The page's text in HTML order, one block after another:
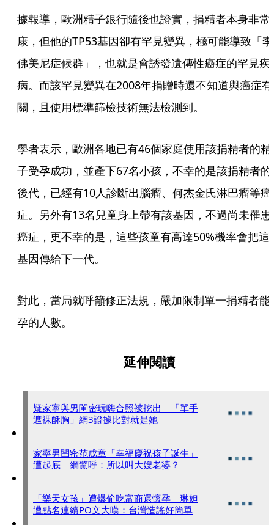
據報導，歐洲精子銀行隨後也證實，捐精者本身非常
康，但他的TP53基因卻有罕見變異，極可能導致「李
佛美尼症候群」，也就是會誘發遺傳性癌症的罕見疾
病。而該罕見變異在2008年捐贈時還不知道與癌症有
關，且使用標準篩檢技術無法檢測到。
學者表示，歐洲各地已有46個家庭使用該捐精者的精
子受孕成功，並產下67名小孩，不幸的是該捐精者的
後代，已經有10人診斷出腦瘤、何杰金氏淋巴瘤等癌
症。另外有13名兒童身上帶有該基因，不過尚未罹患
癌症，更不幸的是，這些孩童有高達50%機率會把這
基因傳給下一代。
對此，當局就呼籲修正法規，嚴加限制單一捐精者能
孕的人數。
延伸閱讀
疑家寧與男閨密玩嗨合照被挖出 「單手
遮裸酥胸」網3證據比對就是她
家寧男閨密范成章「幸福慶祝孩子誕生」
遭起底 網驚呼：所以叫大嫂老婆？
「樂天女孩」遭爆偷吃富商還懷孕 琳妲
遭點名連續PO文大嘆：台灣造謠好簡單